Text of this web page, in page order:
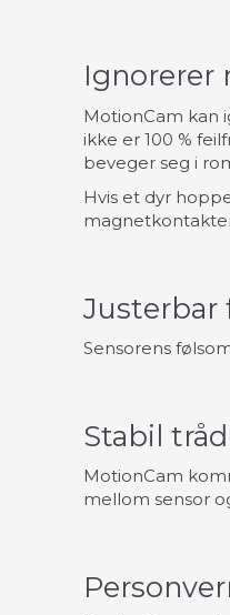
MotionCam kan
ikke er 100 %
beveger seg i
Hvis et dyr
Justerbar
Sensorens
Stabil
MotionCam
mellom sensor